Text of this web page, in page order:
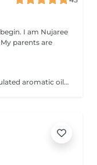
I am Nujaree
parents are
Massage Technique: Using specially formulated aromatic oils, movement long stroke and massage pressure Soft to Medium. Ayurvedic massage is a light, gentle full body massage without applying pressure, but with much sweeping and stroking, which is typically done with the help of nourishing botanical oils.